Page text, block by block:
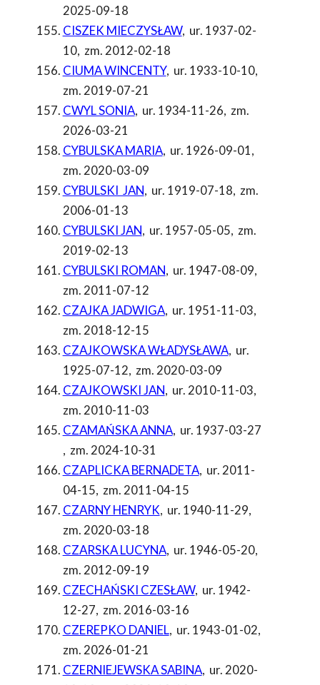
2025-09-18
CISZEK MIECZYSŁAW, ur. 1937-02-
10, zm. 2012-02-18
CIUMA WINCENTY, ur. 1933-10-10,
zm. 2019-07-21
CWYL SONIA, ur. 1934-11-26, zm.
2026-03-21
CYBULSKA MARIA, ur. 1926-09-01,
zm. 2020-03-09
CYBULSKI JAN, ur. 1919-07-18, zm.
2006-01-13
CYBULSKI JAN, ur. 1957-05-05, zm.
2019-02-13
CYBULSKI ROMAN, ur. 1947-08-09,
zm. 2011-07-12
CZAJKA JADWIGA, ur. 1951-11-03,
zm. 2018-12-15
CZAJKOWSKA WŁADYSŁAWA, ur.
1925-07-12, zm. 2020-03-09
CZAJKOWSKI JAN, ur. 2010-11-03,
zm. 2010-11-03
CZAMAŃSKA ANNA, ur. 1937-03-27
, zm. 2024-10-31
CZAPLICKA BERNADETA, ur. 2011-
04-15, zm. 2011-04-15
CZARNY HENRYK, ur. 1940-11-29,
zm. 2020-03-18
CZARSKA LUCYNA, ur. 1946-05-20,
zm. 2012-09-19
CZECHAŃSKI CZESŁAW, ur. 1942-
12-27, zm. 2016-03-16
CZEREPKO DANIEL, ur. 1943-01-02,
zm. 2026-01-21
CZERNIEJEWSKA SABINA, ur. 2020-